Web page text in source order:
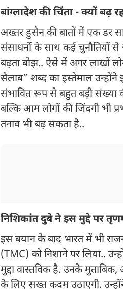
बांग्लादेश की चिंता - क्यों बढ़
अख्तर हुसैन की बातों में एक डर
संसाधनों के साथ कई चुनौतियों से
बढ़ता बोझ.. ऐसे में अगर लाखों
सैलाब” शब्द का इस्तेमाल उन्होंने
संभावित रूप से बहुत बड़ी संख्या
बल्कि आम लोगों की जिंदगी भी
तनाव भी बढ़ सकता है..
निशिकांत दुबे ने इस मुद्दे पर
इस बयान के बाद भारत में भी
(TMC) को निशाने पर लिया..
मुद्दा वास्तविक है. उनके
के लिए सख्त कदम उठाएगी.